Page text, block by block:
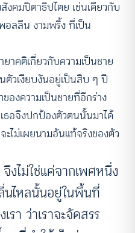
งคมปิตาธิปไตย เช่นเดียวกับ
อลลีน งามพริ้ง ที่เป็น
าคติเกี่ยวกับความเป็นชาย
วเงียบงันอยู่เป็นสิบ ๆ ปี
ของความเป็นชายที่อีกร่าง
ธอจึงปกป้องตัวตนนั้นมาได้
ไม่เผยนามอันแท้จริงของตัว
งไม่ใช่แค่จากเพศหนึ่ง
นไหลนั้นอยู่ในพื้นที่
รา ว่าเราจะจัดสรร